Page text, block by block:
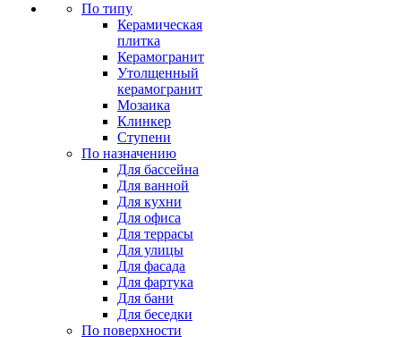
По типу
Керамическая
плитка
Керамогранит
Утолщенный
керамогранит
Мозаика
Клинкер
Ступени
По назначению
Для бассейна
Для ванной
Для кухни
Для офиса
Для террасы
Для улицы
Для фасада
Для фартука
Для бани
Для беседки
По поверхности